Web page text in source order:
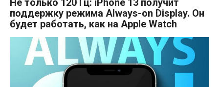
поддержку режима Always-on Display. Он
будет работать, как на Apple Watch